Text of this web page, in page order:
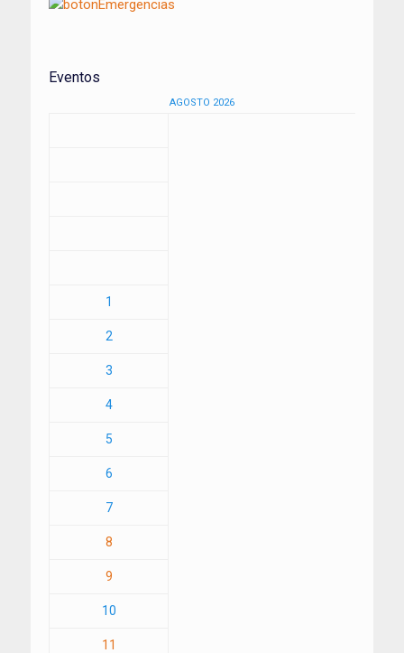
Eventos
AGOSTO 2026
1
2
3
4
5
6
7
8
9
10
11